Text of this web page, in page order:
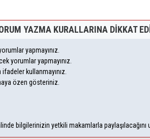
YAZMA KURALLARINA DIKKAT
yapmayınız.
yorumlar yapmayınız.
kullanmayınız.
özen gösteriniz.
bilgilerinizin yetkili makamlarla paylaşılacağını